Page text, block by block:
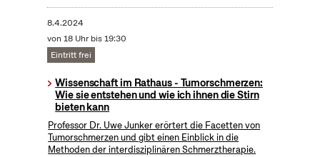
8.4.2024
von 18 Uhr bis 19:30
Eintritt frei
Wissenschaft im Rathaus - Tumorschmerzen:
Wie sie entstehen und wie ich ihnen die Stirn
bieten kann
Professor Dr. Uwe Junker erörtert die Facetten von
Tumorschmerzen und gibt einen Einblick in die
Methoden der interdisziplinären Schmerztherapie.